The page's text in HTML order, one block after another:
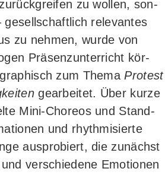
zu wol­len, son­
rele­van­tes
zu neh­men, wur­de von
Prä­senz­un­ter­richt kör­
zum The­ma Pro­test
gear­bei­tet. Über kur­ze
Mini-Cho­re­os und Stand­
und rhyth­mi­sier­te
aus­pro­biert, die zunächst
ver­schie­de­ne Emo­tio­nen